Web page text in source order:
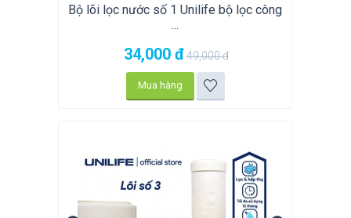
Bộ lõi lọc nước số 1 Unilife bộ lọc công
...
34,000 đ49,000đ
Mua hàng